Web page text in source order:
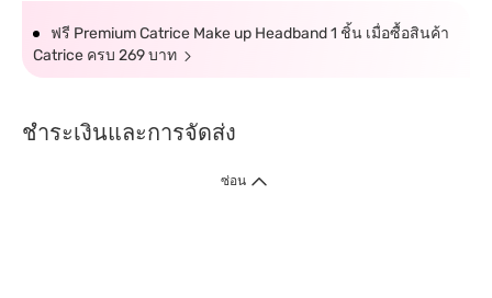
ฟรี Premium Catrice Make up Headband 1 ชิ้น เมื่อซื้อสินค้า
Catrice ครบ 269 บาท
ชำระเงินและการจัดส่ง
ซ่อน